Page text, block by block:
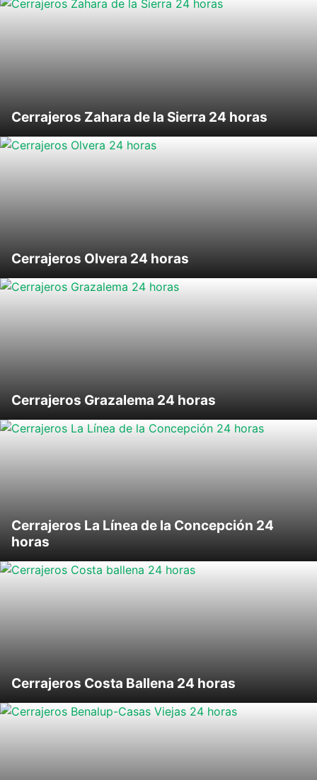
Cerrajeros Zahara de la Sierra 24 horas
Cerrajeros Olvera 24 horas
Cerrajeros Grazalema 24 horas
Cerrajeros La Línea de la Concepción 24
horas
Cerrajeros Costa Ballena 24 horas